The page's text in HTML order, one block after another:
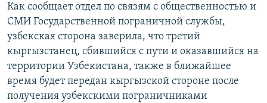
Как сообщает отдел по связям с общественностью и
СМИ Государственной пограничной службы,
узбекская сторона заверила, что третий
кыргызстанец, сбившийся с пути и оказавшийся на
территории Узбекистана, также в ближайшее
время будет передан кыргызской стороне после
получения узбекскими пограничниками